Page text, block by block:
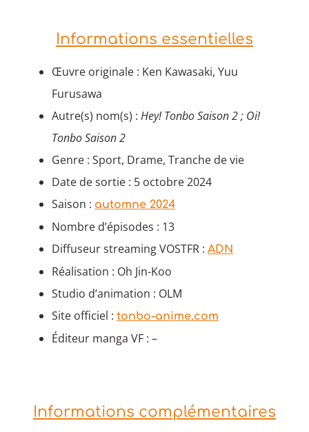
Informations essentielles
Œuvre originale : Ken Kawasaki, Yuu
Furusawa
Autre(s) nom(s) : Hey! Tonbo Saison 2 ; Oi!
Tonbo Saison 2
Genre : Sport, Drame, Tranche de vie
Date de sortie : 5 octobre 2024
Saison : automne 2024
Nombre d’épisodes : 13
Diffuseur streaming VOSTFR : ADN
Réalisation : Oh Jin-Koo
Studio d’animation : OLM
Site officiel : tonbo-anime.com
Éditeur manga VF : –
Informations complémentaires